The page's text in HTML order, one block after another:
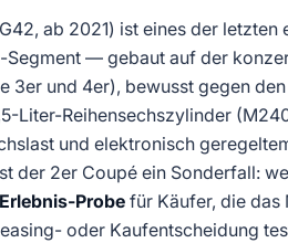
ab 2021) ist eines der letzten
Segment — gebaut auf der
3er und 4er), bewusst gegen
Liter-Reihensechszylinder
und elektronisch
der 2er Coupé ein Sonderfall:
Probefür Käufer, die
oder Kaufentscheidung